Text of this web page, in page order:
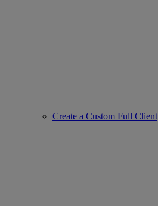
Create a Custom Full Client